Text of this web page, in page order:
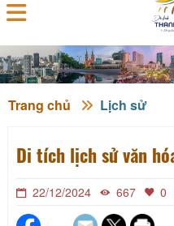
Trang chủ Lịch sử
Di tích lịch sử văn
22/12/2024 667 0